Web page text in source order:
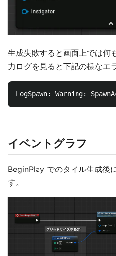
生成失敗すると画面上では何
力ログを見ると下記の様なエ
イベントグラフ
BeginPlay でのタイル生成後
す。